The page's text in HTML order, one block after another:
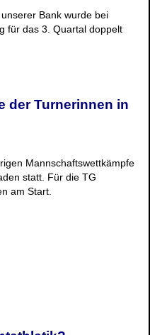
Bank wurde bei
für das 3. Quartal doppelt
der Turnerinnen in
Mannschaftswettkämpfe
statt. Für die TG
am Start.